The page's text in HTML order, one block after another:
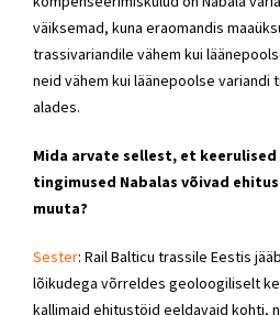
väiksemad, kuna eraomandis
trassivariandile vähem kui
neid vähem kui läänepoolse variandi
alades.
Mida arvate sellest, et
tingimused Nabalas võivad
muuta?
Sester: Rail Balticu trassile Eestis
lõikudega võrreldes geoloogiliselt
kallimaid ehitustöid eeldavaid kohti,